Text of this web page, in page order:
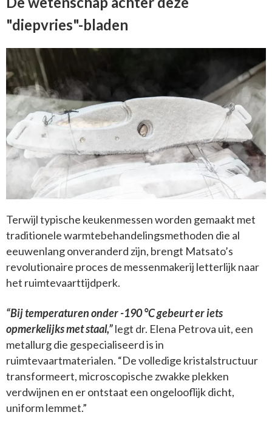
"diepvries"-bladen
Terwijl typische keukenmessen worden gemaakt met
traditionele warmtebehandelingsmethoden die al
eeuwenlang onveranderd zijn, brengt Matsato’s
revolutionaire proces de messenmakerij letterlijk naar
het ruimtevaarttijdperk.
“Bij temperaturen onder -190 °C gebeurt er iets
opmerkelijks met staal,”legt dr. Elena Petrova uit, een
metallurg die gespecialiseerd is in
ruimtevaartmaterialen. “De volledige kristalstructuur
transformeert, microscopische zwakke plekken
verdwijnen en er ontstaat een ongelooflijk dicht,
uniform lemmet.”